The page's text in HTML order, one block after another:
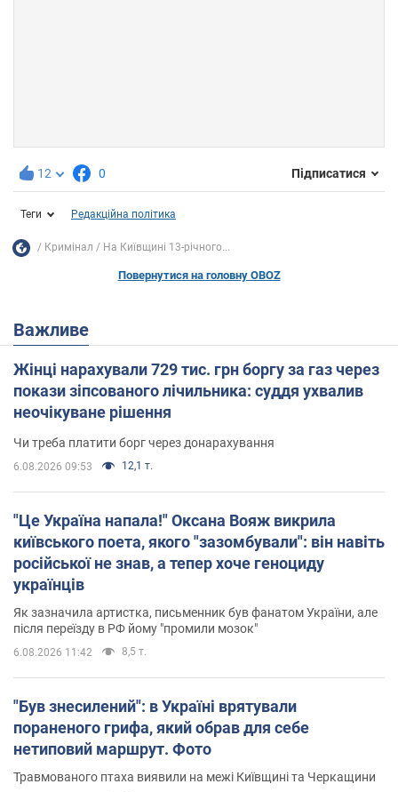
12 0 Підписатися
Теги Редакційна політика
Кримінал На Київщині 13-річного...
Повернутися на головну OBOZ
Важливе
Жінці нарахували 729 тис. грн боргу за газ через
покази зіпсованого лічильника: суддя ухвалив
неочікуване рішення
Чи треба платити борг через донарахування
6.08.2026 09:53 12,1 т.
"Це Україна напала!" Оксана Вояж викрила
київського поета, якого "зазомбували": він навіть
російської не знав, а тепер хоче геноциду
українців
Як зазначила артистка, письменник був фанатом України, але
після переїзду в РФ йому "промили мозок"
6.08.2026 11:42 8,5 т.
"Був знесилений": в Україні врятували
пораненого грифа, який обрав для себе
нетиповий маршрут. Фото
Травмованого птаха виявили на межі Київщині та Черкащини